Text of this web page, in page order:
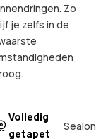
Zo
je zelfs in de
Volledig
getapet
Sealon